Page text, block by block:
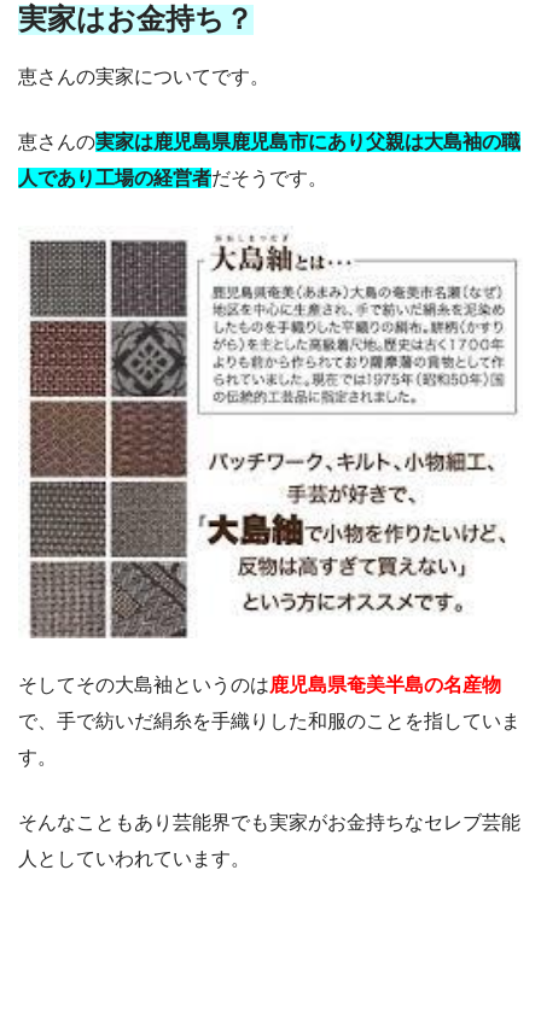
実家はお金持ち？
恵さんの実家についてです。
恵さんの実家は鹿児島県鹿児島市にあり父親は大島袖の職
人であり工場の経営者だそうです。
そしてその大島袖というのは鹿児島県奄美半島の名産物
で、手で紡いだ絹糸を手織りした和服のことを指していま
す。
そんなこともあり芸能界でも実家がお金持ちなセレブ芸能
人としていわれています。